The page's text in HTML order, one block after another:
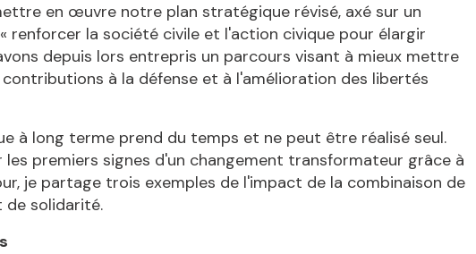
en œuvre notre plan stratégique révisé, axé sur un
renforcer la société civile et l'action civique pour élargir
depuis lors entrepris un parcours visant à mieux mettre
à la défense et à l'amélioration des libertés
à long terme prend du temps et ne peut être réalisé seul.
premiers signes d'un changement transformateur grâce à
je partage trois exemples de l'impact de la combinaison de
de solidarité.